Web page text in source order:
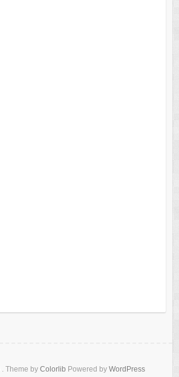
. Theme by Colorlib Powered by WordPress